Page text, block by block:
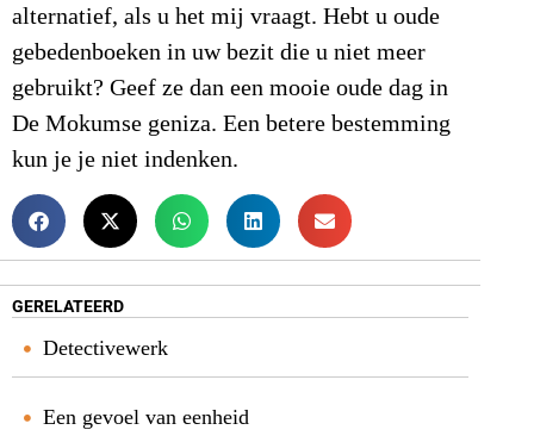
alternatief, als u het mij vraagt. Hebt u oude
gebedenboeken in uw bezit die u niet meer
gebruikt? Geef ze dan een mooie oude dag in
De Mokumse geniza. Een betere bestemming
kun je je niet indenken.
GERELATEERD
Detectivewerk
Een gevoel van eenheid